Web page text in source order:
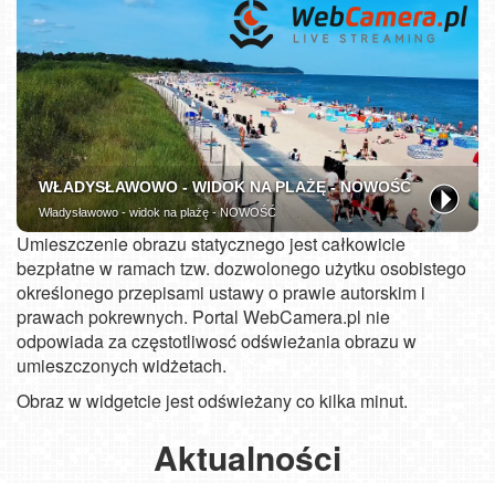
Umieszczenie obrazu statycznego jest całkowicie
bezpłatne w ramach tzw. dozwolonego użytku osobistego
określonego przepisami ustawy o prawie autorskim i
prawach pokrewnych. Portal WebCamera.pl nie
odpowiada za częstotliwosć odświeżania obrazu w
umieszczonych widżetach.
Obraz w widgetcie jest odświeżany co kilka minut.
Aktualności